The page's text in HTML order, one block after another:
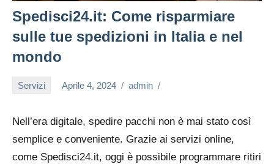
Spedisci24.it: Come risparmiare
sulle tue spedizioni in Italia e nel
mondo
Servizi Aprile 4, 2024 admin
Nell’era digitale, spedire pacchi non è mai stato così
semplice e conveniente. Grazie ai servizi online,
come Spedisci24.it, oggi è possibile programmare ritiri